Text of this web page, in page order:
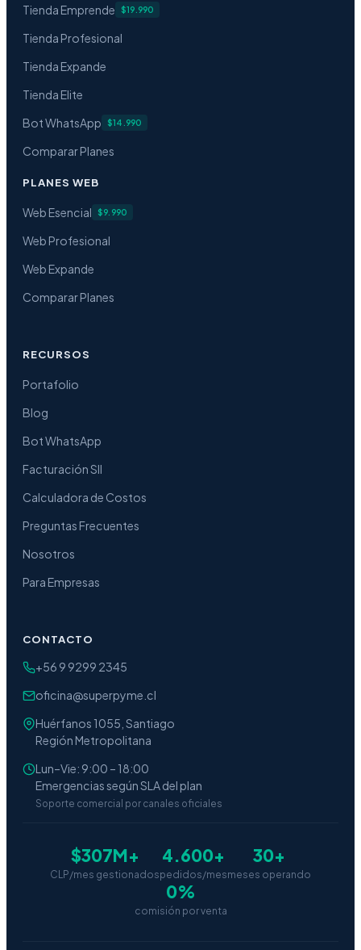
Tienda Emprende $19.990
Tienda Profesional
Tienda Expande
Tienda Elite
Bot WhatsApp
$14.990
Comparar Planes
PLANES WEB
Web Esencial $9.990
Web Profesional
Web Expande
Comparar Planes
RECURSOS
Portafolio
Blog
Bot WhatsApp
Facturación SII
Calculadora de Costos
Preguntas Frecuentes
Nosotros
Para Empresas
CONTACTO
+56 9 9299 2345
oficina@superpyme.cl
Huérfanos 1055, Santiago
Región Metropolitana
Lun–Vie: 9:00 – 18:00
Emergencias según SLA del plan
Soporte comercial por canales oficiales
$307M+
CLP/mes gestionados
4.600+
pedidos/mes
30+
meses operando
0%
comisión por venta